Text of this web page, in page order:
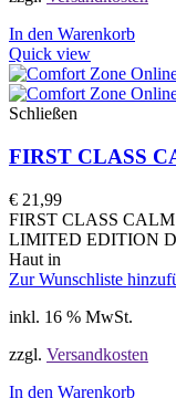
In den Warenkorb
Quick view
Schließen
FIRST CLASS
€ 21,99
FIRST CLASS CALM
LIMITED EDITION
Haut in
Zur Wunschliste
inkl. 16 % MwSt.
zzgl. Versandkosten
In den Warenkorb